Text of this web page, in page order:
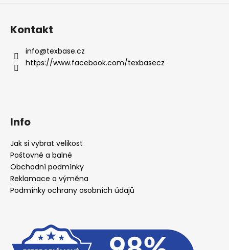
Kontakt
info@texbase.cz
https://www.facebook.com/texbasecz
Info
Jak si vybrat velikost
Poštovné a balné
Obchodní podmínky
Reklamace a výměna
Podmínky ochrany osobních údajů